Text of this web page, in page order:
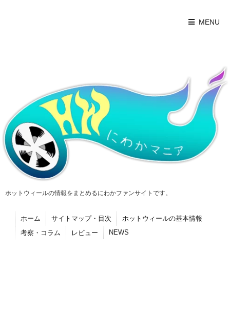
MENU
ホットウィールの情報をまとめるにわかファンサイトです。
ホーム サイトマップ・目次
ホットウィールの基本情報
考察・コラム
レビュー NEWS